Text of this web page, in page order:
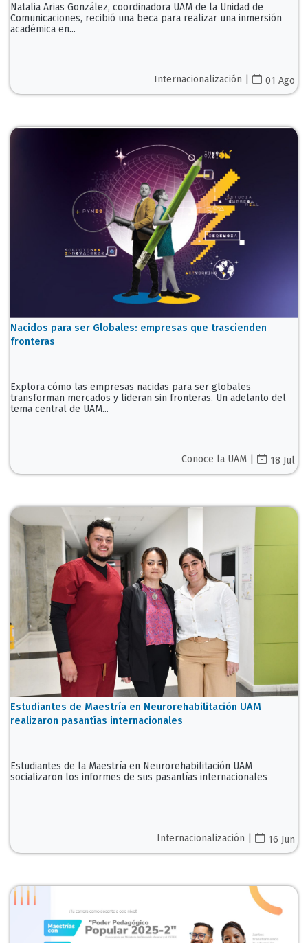
Natalia Arias González, coordinadora UAM de la Unidad de
Comunicaciones, recibió una beca para realizar una inmersión
académica en...
Internacionalización | 01 Ago
Nacidos para ser Globales: empresas que trascienden
fronteras
Explora cómo las empresas nacidas para ser globales
transforman mercados y lideran sin fronteras. Un adelanto del
tema central de UAM...
Conoce la UAM | 18 Jul
Estudiantes de Maestría en Neurorehabilitación UAM
realizaron pasantías internacionales
Estudiantes de la Maestría en Neurorehabilitación UAM
socializaron los informes de sus pasantías internacionales
Internacionalización | 16 Jun